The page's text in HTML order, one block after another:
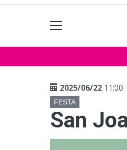
2025/06/22 11:00
FESTA
San